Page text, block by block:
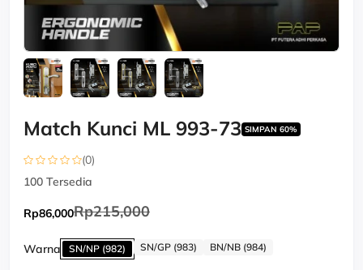
Match Kunci ML 993-73 SIMPAN 60%
(0)
100 Tersedia
Rp86,000Rp215,000
Warna SN/NP (982) SN/GP (983) BN/NB (984)